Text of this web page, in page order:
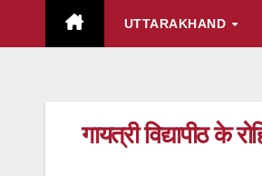
UTTARAKHAND
गायत्री विद्यापीठ के